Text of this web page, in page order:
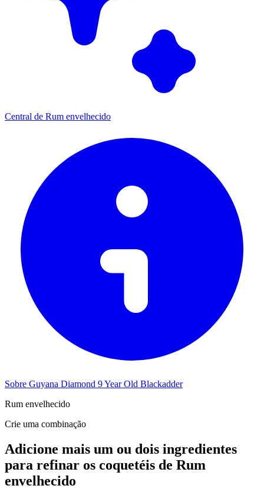
Central de Rum envelhecido
Sobre Guyana Diamond 9 Year Old Blackadder
Rum envelhecido
Crie uma combinação
Adicione mais um ou dois ingredientes
para refinar os coquetéis de Rum
envelhecido